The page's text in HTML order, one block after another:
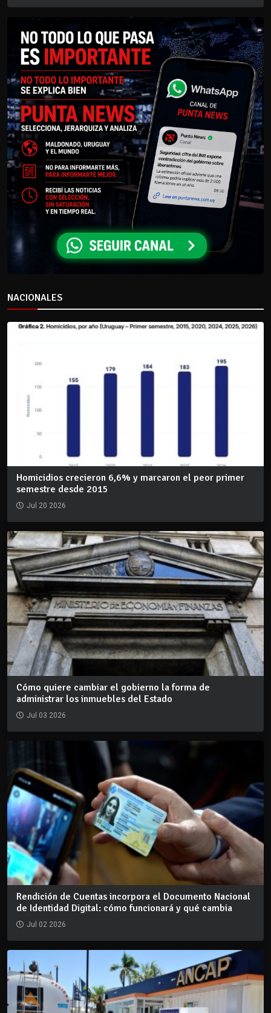
NACIONALES
Homicidios crecieron 6,6% y marcaron el peor primer
semestre desde 2015
Jul 20 2026
Cómo quiere cambiar el gobierno la forma de
administrar los inmuebles del Estado
Jul 03 2026
Rendición de Cuentas incorpora el Documento Nacional
de Identidad Digital: cómo funcionará y qué cambia
Jul 02 2026